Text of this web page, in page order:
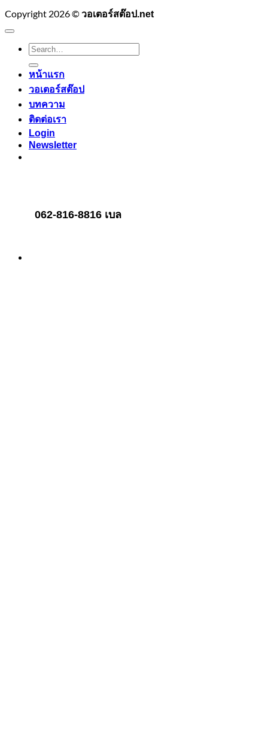
Copyright 2026 ©วอเตอร์สต๊อป.net
Search
for:
หน้าแรก
วอเตอร์สต๊อป
บทความ
ติดต่อเรา
Login
Newsletter
062-816-8816 เบล